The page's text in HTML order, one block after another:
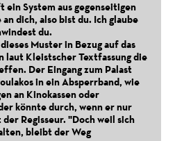
System aus gegenseitigen
dich, also bist du. Ich glaube
du.
Muster in Bezug auf das
laut Kleistscher Textfassung die
Der Eingang zum Palast
in ein Absperrband, wie
an Kinokassen oder
könnte durch, wenn er nur
Regisseur. "Doch weil sich
bleibt der Weg